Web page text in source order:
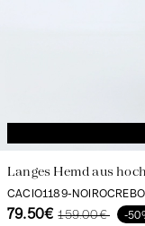
Langes Hemd aus
CACIO1189-
79.50€ 159.00€ -